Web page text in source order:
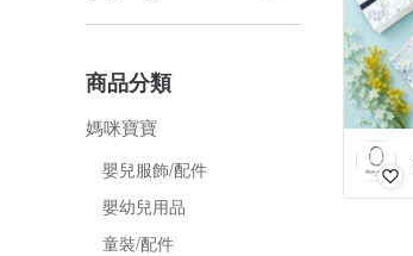
商品分類
媽咪寶寶
嬰兒服飾/配件
嬰幼兒用品
童裝/配件